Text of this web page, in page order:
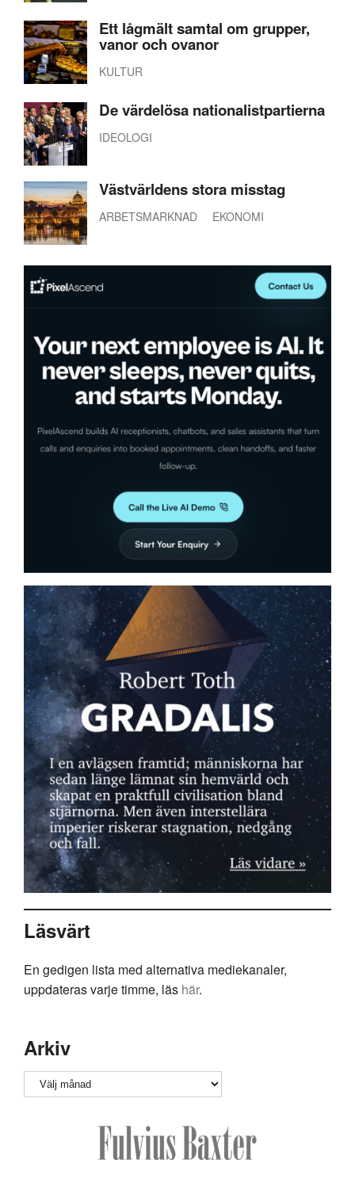
Ett lågmält samtal om grupper,
vanor och ovanor
KULTUR
De värdelösa nationalistpartierna
IDEOLOGI
Västvärldens stora misstag
ARBETSMARKNAD EKONOMI
Läsvärt
En gedigen lista med alternativa mediekanaler,
uppdateras varje timme, läs här.
Arkiv
Arkiv